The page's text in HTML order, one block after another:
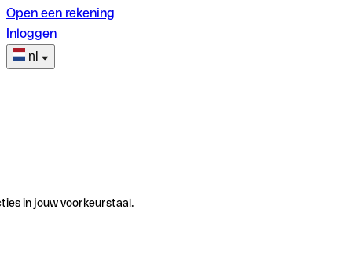
Open een rekening
Inloggen
nl
in jouw voorkeurstaal.